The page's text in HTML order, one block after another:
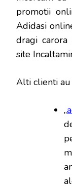
promotii
Adidasi
dragi
site
Alti clienti au
„